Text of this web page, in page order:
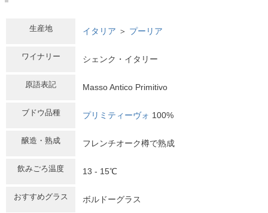
生産地 イタリア ＞ プーリア
ワイナリー シェンク・イタリー
原語表記 Masso Antico Primitivo
ブドウ品種 プリミティーヴォ 100%
醸造・熟成 フレンチオーク樽で熟成
飲みごろ温度 13 - 15℃
おすすめグラス ボルドーグラス